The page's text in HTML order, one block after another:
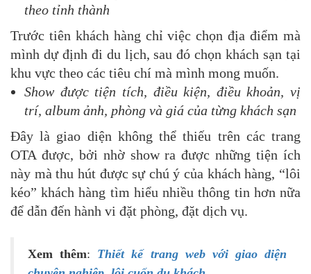
theo tỉnh thành
Trước tiên khách hàng chỉ việc chọn địa điểm mà
mình dự định đi du lịch, sau đó chọn khách sạn tại
khu vực theo các tiêu chí mà mình mong muốn.
Show được tiện tích, điều kiện, điều khoản, vị
trí, album ảnh, phòng và giá của từng khách sạn
Đây là giao diện không thể thiếu trên các trang
OTA được, bởi nhờ show ra được những tiện ích
này mà thu hút được sự chú ý của khách hàng, “lôi
kéo” khách hàng tìm hiểu nhiều thông tin hơn nữa
để dẫn đến hành vi đặt phòng, đặt dịch vụ.
Xem thêm: Thiết kế trang web với giao diện